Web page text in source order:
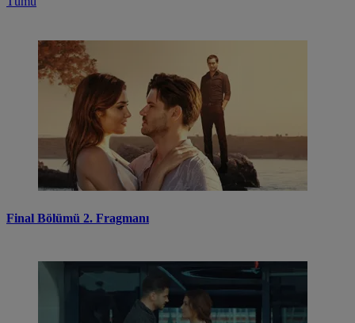
Final Bölümü 2. Fragmanı